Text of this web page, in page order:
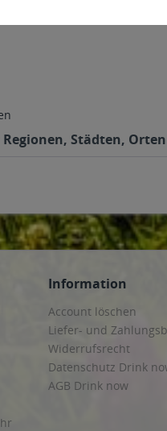
Städten,
Information
Account löschen
Liefer- und
Widerrufsrecht
Datenschutz Drink
AGB Drink now